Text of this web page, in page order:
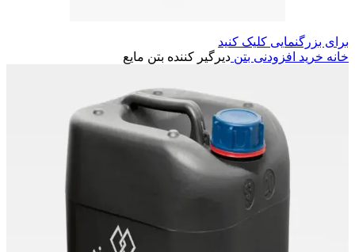
برای بزرگنمایی کلیک کنید
خانه خرید افزودنی بتن دیرگیر کننده بتن مایع